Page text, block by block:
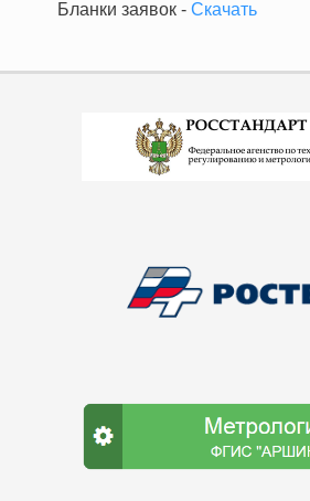
Бланки заявок - Скачать